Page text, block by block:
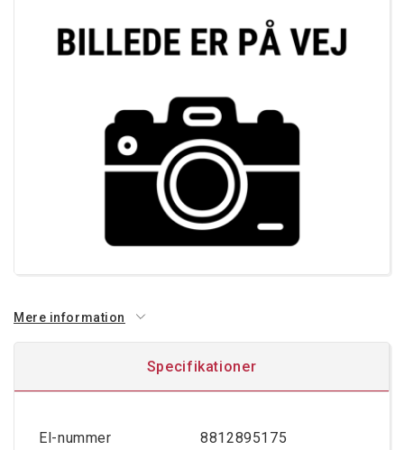
Mere information
Specifikationer
El-nummer 8812895175